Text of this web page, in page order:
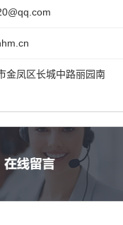
金凤区长城中路丽园南